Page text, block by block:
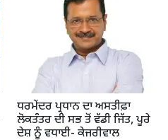
ਧਰਮੇਂਦਰ ਪ੍ਰਧਾਨ ਦਾ ਅਸਤੀਫ਼ਾ
ਲੋਕਤੰਤਰ ਦੀ ਸਭ ਤੋਂ ਵੱਡੀ ਜਿੱਤ, ਪੂਰੇ
ਦੇਸ਼ ਨੂੰ ਵਧਾਈ- ਕੇਜਰੀਵਾਲ